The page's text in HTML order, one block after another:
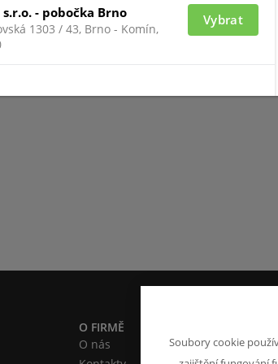
O FIRMĚ
O nás
Soubory cookie
s.r.o. - pobočka Brno
1303 / 43, Brno - Komín,
Vybrat